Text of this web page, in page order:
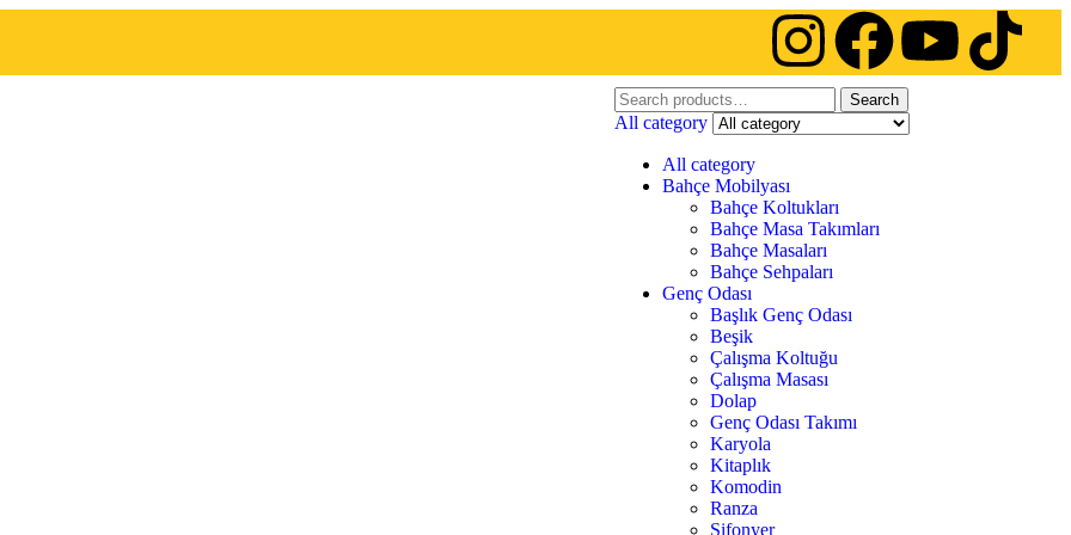
Search
All category
All category
Bahçe Mobilyası
Bahçe Koltukları
Bahçe Masa Takımları
Bahçe Masaları
Bahçe Sehpaları
Genç Odası
Başlık Genç Odası
Beşik
Çalışma Koltuğu
Çalışma Masası
Dolap
Genç Odası Takımı
Karyola
Kitaplık
Komodin
Ranza
Şifonyer